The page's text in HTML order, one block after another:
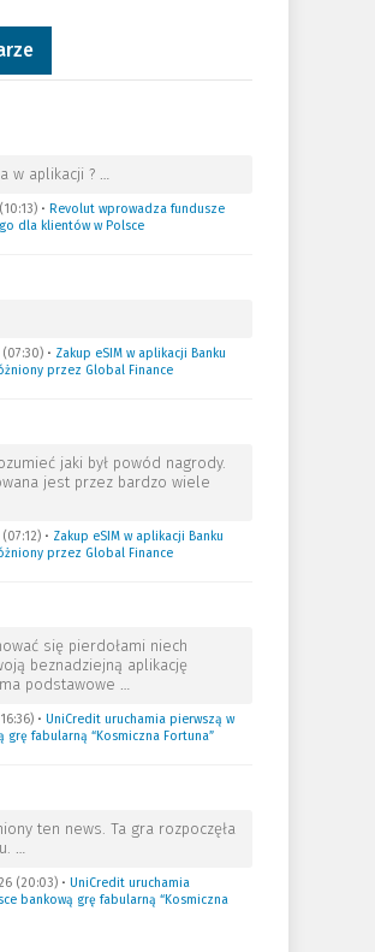
w aplikacji ? …
• Revolut wprowadza fundusze
dla klientów w Polsce
• Zakup eSIM w aplikacji Banku
przez Global Finance
jaki był powód nagrody.
jest przez bardzo wiele
• Zakup eSIM w aplikacji Banku
przez Global Finance
się pierdołami niech
beznadziejną aplikację
podstawowe …
• UniCredit uruchamia pierwszą w
grę fabularną “Kosmiczna Fortuna”
ten news. Ta gra rozpoczęła
…
(20:03)• UniCredit uruchamia
bankową grę fabularną “Kosmiczna